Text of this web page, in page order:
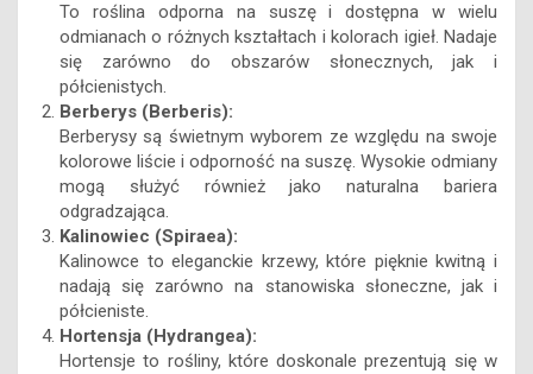
To roślina odporna na suszę i dostępna w wielu
odmianach o różnych kształtach i kolorach igieł. Nadaje
się zarówno do obszarów słonecznych, jak i
półcienistych.
Berberys (Berberis):
Berberysy są świetnym wyborem ze względu na swoje
kolorowe liście i odporność na suszę. Wysokie odmiany
mogą służyć również jako naturalna bariera
odgradzająca.
Kalinowiec (Spiraea):
Kalinowce to eleganckie krzewy, które pięknie kwitną i
nadają się zarówno na stanowiska słoneczne, jak i
półcieniste.
Hortensja (Hydrangea):
Hortensje to rośliny, które doskonale prezentują się w